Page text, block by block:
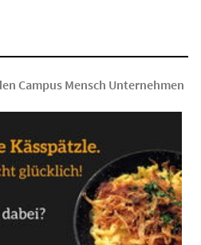
Campus Mensch Unternehmen